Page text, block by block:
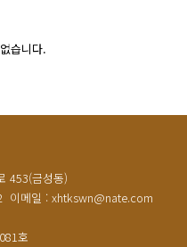
습니다.
453(금성동)
이메일 : xhtkswn@nate.com
호